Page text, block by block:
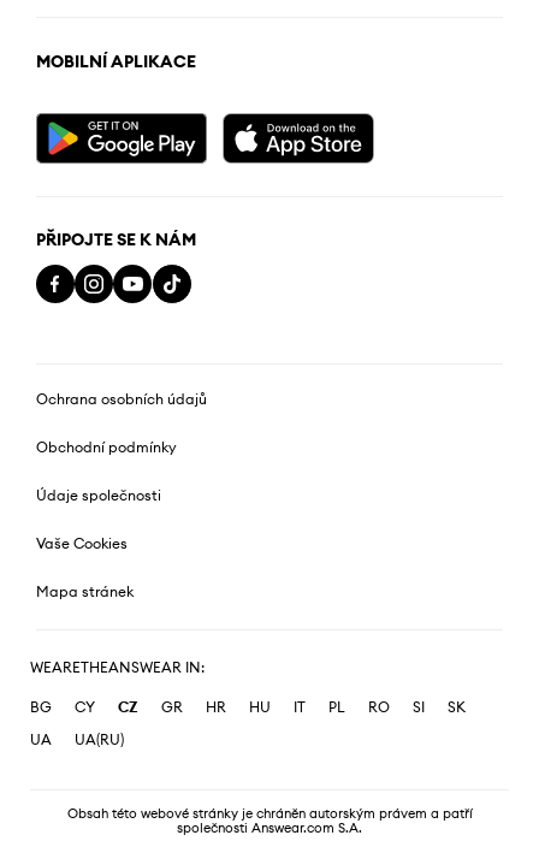
MOBILNÍ APLIKACE
PŘIPOJTE SE K NÁM
Ochrana osobních údajů
Obchodní podmínky
Údaje společnosti
Vaše Cookies
Mapa stránek
WEARETHEANSWEAR IN:
BG CY CZ GR HR HU IT PL RO SI
SK
UA
UA(RU)
Obsah této webové stránky je chráněn autorským právem a patří
společnosti Answear.com S.A.